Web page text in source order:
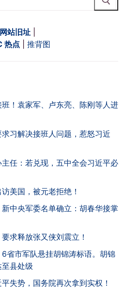
网站旧址
热点
推背图
！袁家军、卢东亮、陈刚等人进
习解决接班人问题，惹怒习近
任：若兑现，五中全会习近平必
美国，被元老拒绝！
中央军委名单确立：胡春华接掌
求释放张又侠刘震立！
省市军队悬挂胡锦涛标语。胡锦
县处级
失势，国务院再次拿到实权！